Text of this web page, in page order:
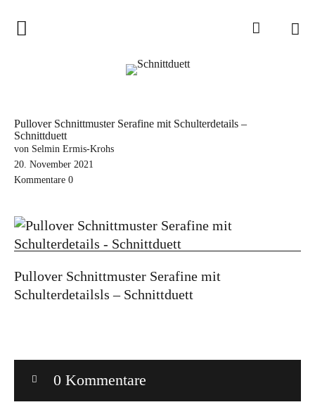
Home
Schnittduett Magazin
Sewalong
Stoffempfehlungen
Tipps zur Schnittanpassung
Kontakt
Pullover Schnittmuster Serafine mit Schulterdetails –
Schnittduett
von Selmin Ermis-Krohs
20. November 2021
Kommentare 0
Pullover Schnittmuster Serafine mit
Schulterdetailsls – Schnittduett
0 Kommentare